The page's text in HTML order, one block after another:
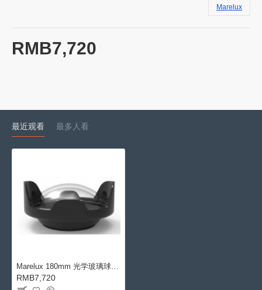
RMB7,720
Marelux
最近观看 最多人看
Marelux 180mm 光学玻璃球面镜头罩
RMB7,720